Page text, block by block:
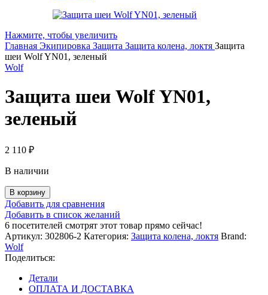
Нажмите, чтобы увеличить
Главная Экипировка Защита Защита колена, локтя Защита
шеи Wolf YN01, зеленый
Wolf
Защита шеи Wolf YN01,
зеленый
2 110 ₽
В наличии
Количество
товара
Защита
шеи
Wolf
YN01,
зеленый
В корзину
Добавить для сравнения
Добавить в список желаний
6 посетителей смотрят этот товар прямо сейчас!
Артикул: 302806-2 Категория: Защита колена, локтя Brand:
Wolf
Поделиться:
Детали
ОПЛАТА И ДОСТАВКА